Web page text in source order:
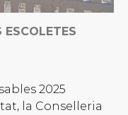
ESCOLETES
2025
la Conselleria